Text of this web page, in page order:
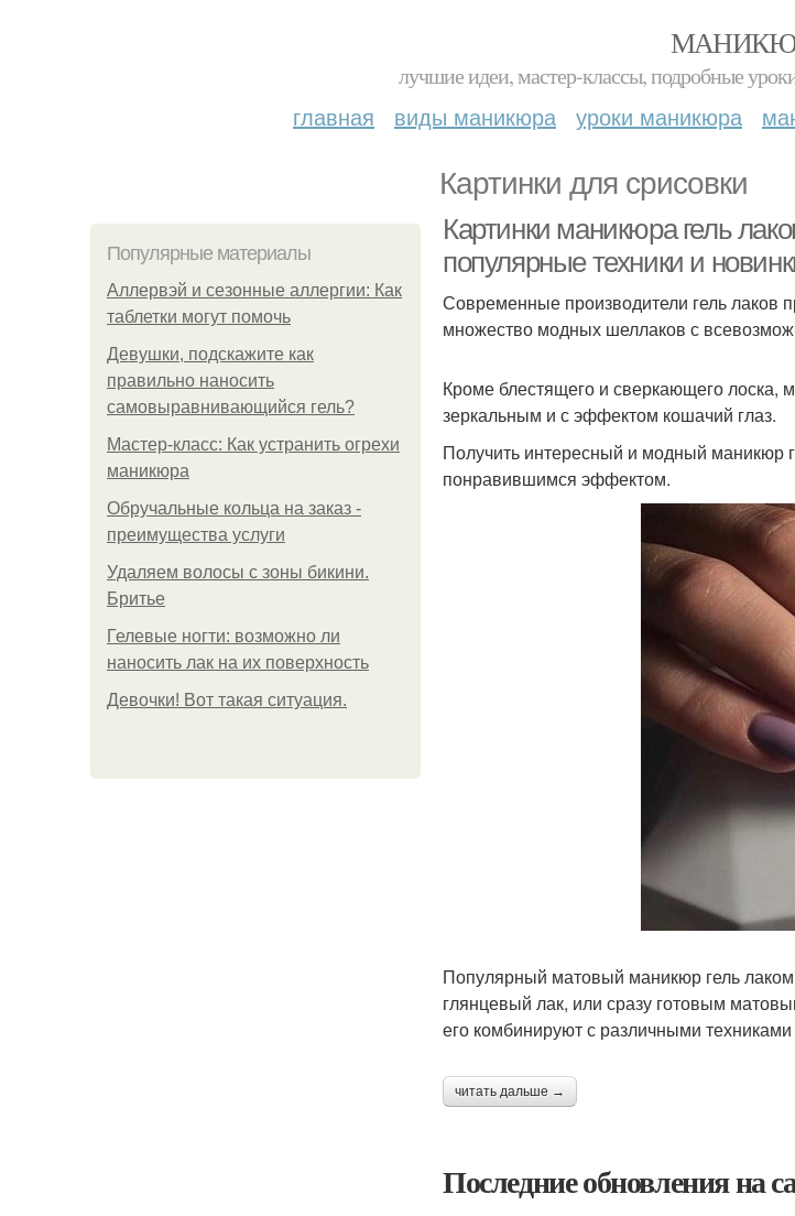
лучшие идеи, мастер-классы, подробные
главная виды маникюра уроки маникюра
Картинки для срисовки
Популярные материалы
Аллервэй и сезонные аллергии: Как
таблетки могут помочь
Девушки, подскажите как
правильно наносить
самовыравнивающийся гель?
Мастер-класс: Как устранить огрехи
маникюра
Обручальные кольца на заказ -
преимущества услуги
Удаляем волосы с зоны бикини.
Бритье
Гелевые ногти: возможно ли
наносить лак на их поверхность
Девочки! Вот такая ситуация.
Картинки маникюра гель
популярные техники и
Современные производители гель лаков
множество модных шеллаков с
Кроме блестящего и сверкающего лоска,
зеркальным и с эффектом кошачий глаз.
Получить интересный и модный маникюр
понравившимся эффектом.
Популярный матовый маникюр гель
глянцевый лак, или сразу готовым
его комбинируют с различными
читать дальше →
Последние обновления на